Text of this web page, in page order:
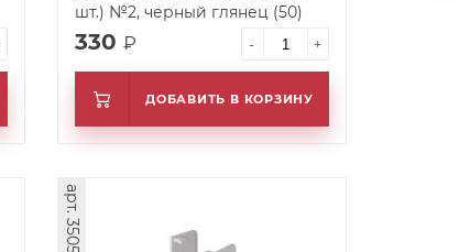
шт.) №2, черный глянец (50)
330 ₽ - +
ДОБАВИТЬ В КОРЗИНУ
арт. 35053